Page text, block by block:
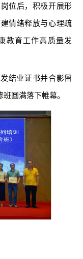
位后，积极开展形
情绪释放与心理疏
教育工作高质量发
结业证书并合影留
圆满落下帷幕。